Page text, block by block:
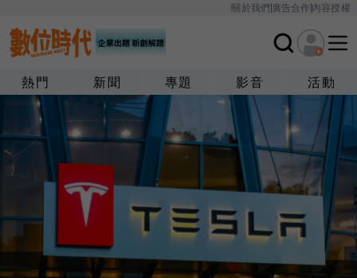
關於我們廣告合作內容授權
熱門 新聞 專題 影音 活動